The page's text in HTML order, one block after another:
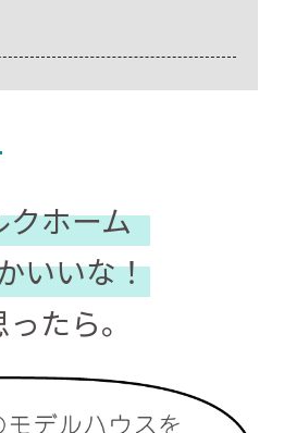
クホーム
いいな！
たら。